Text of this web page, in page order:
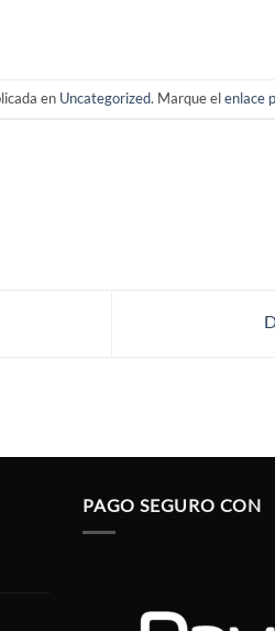
en Uncategorized. Marque elenlace
PAGO SEGURO CON